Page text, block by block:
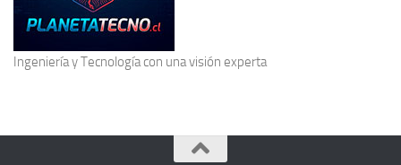
Ingeniería y Tecnologíacon una visión experta